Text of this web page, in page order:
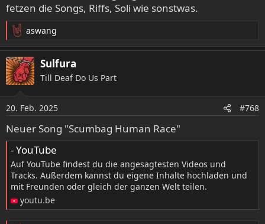
fetzen die Songs, Riffs, Soli wie sonstwas.
R
e
a
k
t
o
n
e
n
aswang
Sulfura
Till Deaf Do Us Part
20. Feb. 2025 #768
Neuer Song "Scumbag Human Race"
- YouTube
Auf YouTube findest du die angesagtesten Videos und
Tracks. Außerdem kannst du eigene Inhalte hochladen und
mit Freunden oder gleich der ganzen Welt teilen.
youtu.be